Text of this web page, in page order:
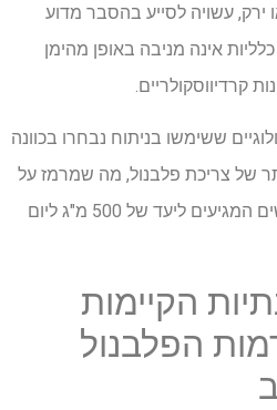
ירק, עשויה לסייע בהסבר מדוע
אינה מניבה באופן מהימן
קרדיווסקולריים.
ששימשו בניתוח נבחרו בכוונה
של צריכת פלבנול, מה שמרמז על
כך שהשיעור האמיתי של אנשים המגיעים ליעד של 500 מ"ג ליום
הקיימות
הפלבנול